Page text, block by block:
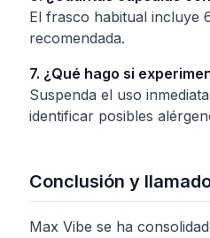
El frasco habitual incluye
recomendada.
7. ¿Qué hago si
Suspenda el uso
identificar posibles
Conclusión y
Max Vibe se ha